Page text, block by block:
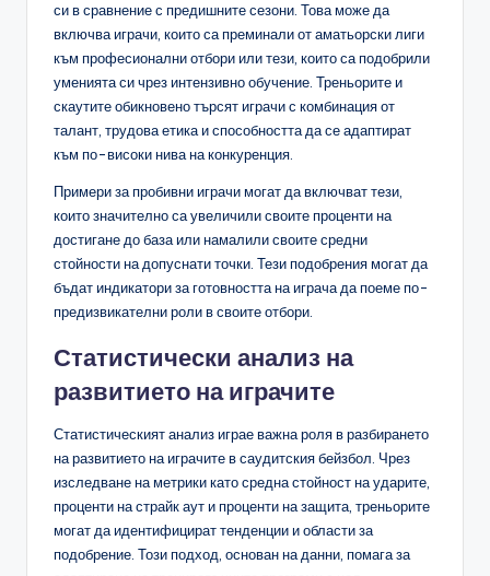
си в сравнение с предишните сезони. Това може да
включва играчи, които са преминали от аматьорски лиги
към професионални отбори или тези, които са подобрили
уменията си чрез интензивно обучение. Треньорите и
скаутите обикновено търсят играчи с комбинация от
талант, трудова етика и способността да се адаптират
към по-високи нива на конкуренция.
Примери за пробивни играчи могат да включват тези,
които значително са увеличили своите проценти на
достигане до база или намалили своите средни
стойности на допуснати точки. Тези подобрения могат да
бъдат индикатори за готовността на играча да поеме по-
предизвикателни роли в своите отбори.
Статистически анализ на
развитието на играчите
Статистическият анализ играе важна роля в разбирането
на развитието на играчите в саудитския бейзбол. Чрез
изследване на метрики като средна стойност на ударите,
проценти на страйк аут и проценти на защита, треньорите
могат да идентифицират тенденции и области за
подобрение. Този подход, основан на данни, помага за